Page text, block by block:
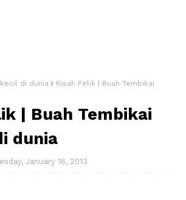
di dunia
Kisah Pelik | Buah Tembikai
| Buah Tembikai
dunia
January 16, 2013